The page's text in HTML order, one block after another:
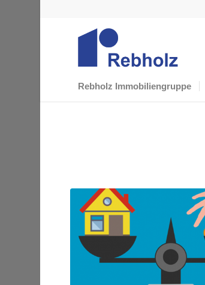
Rebholz Immobiliengruppe